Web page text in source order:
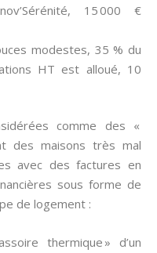
15 000 €
modestes, 35 % du
HT est alloué, 10
comme des «
des maisons très mal
avec des factures en
sous forme de
de logement :
thermique » d’un